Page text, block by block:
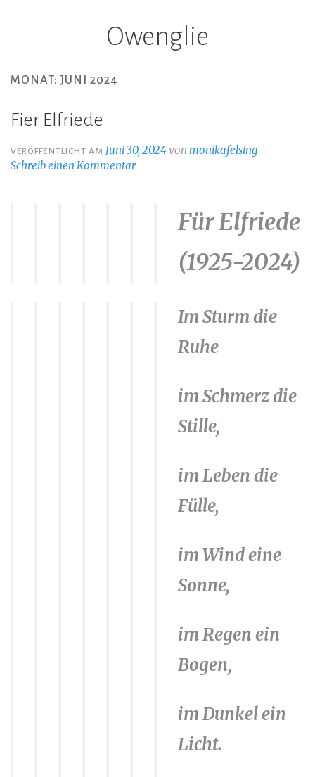
Owenglie
MONAT: JUNI 2024
Fier Elfriede
VERÖFFENTLICHT AM Juni 30, 2024vonmonikafelsing
Schreib einen Kommentar
Für Elfriede
(1925-2024)
Im Sturm die
Ruhe
im Schmerz die
Stille,
im Leben die
Fülle,
im Wind eine
Sonne,
im Regen ein
Bogen,
im Dunkel ein
Licht.